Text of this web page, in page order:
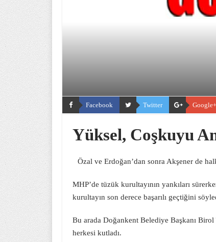
Facebook Twitter Google+
Yüksel, Coşkuyu
Özal ve Erdoğan’dan sonra Akşener de
MHP’de tüzük kurultayının yankıları
kurultayın son derece başarılı geçtiğini
Bu arada Doğankent Belediye Başkanı
herkesi kutladı.